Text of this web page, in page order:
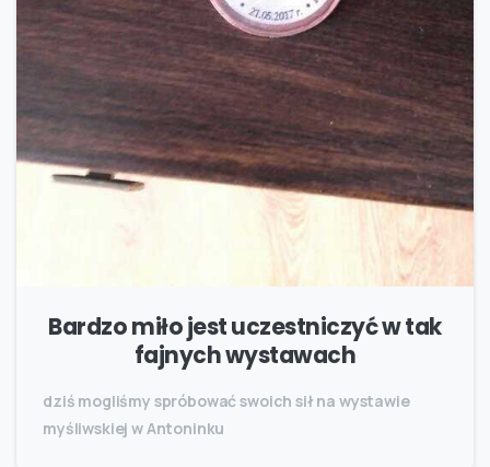
Bardzo miło jest uczestniczyć w tak
fajnych wystawach
dziś mogliśmy spróbować swoich sił na wystawie
myśliwskiej w Antoninku